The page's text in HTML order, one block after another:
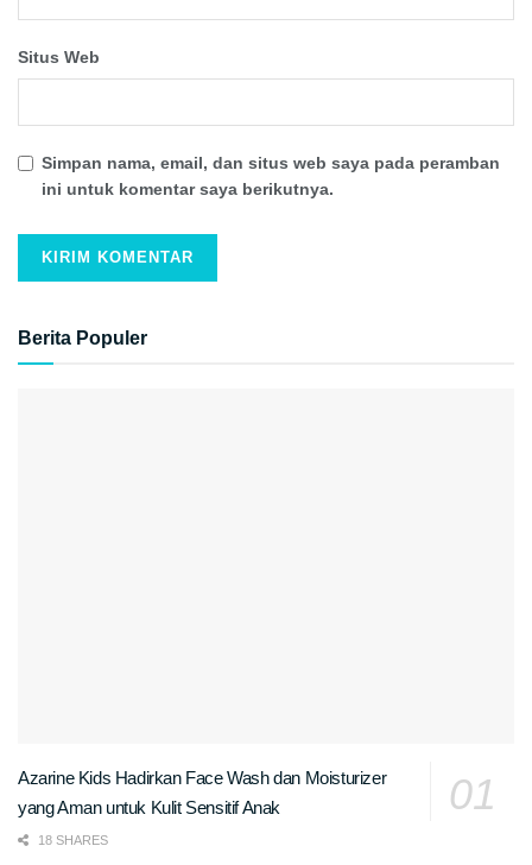
Situs Web
Simpan nama, email, dan situs web saya pada peramban
ini untuk komentar saya berikutnya.
Berita Populer
Azarine Kids Hadirkan Face Wash dan Moisturizer
yang Aman untuk Kulit Sensitif Anak
18 SHARES